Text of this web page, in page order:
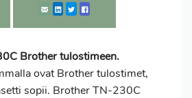
Brother tulostimeen.
ovat Brother tulostimet,
sopii. Brother TN-230C